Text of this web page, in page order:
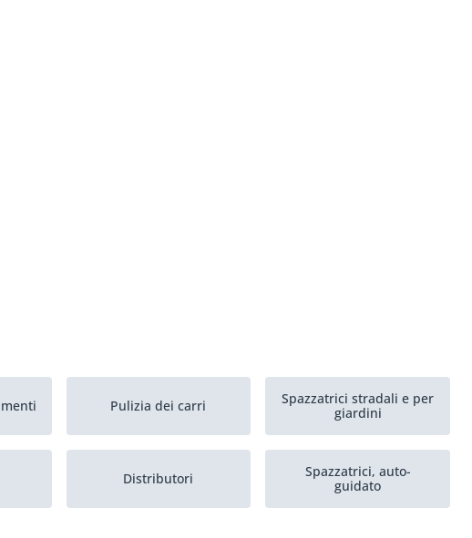
Pulizia dei carri
Spazzatrici stradali e per
giardini
Distributori
Spazzatrici, auto-
guidato